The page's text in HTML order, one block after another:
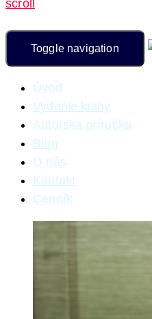
scroll
Toggle navigation
Úvod
Vydanie knihy
Autorská príručka
Blog
O nás
Kontakt
Cenník